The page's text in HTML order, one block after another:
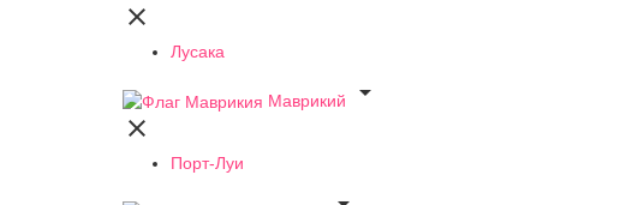

Лусака
Маврикий


Порт-Луи